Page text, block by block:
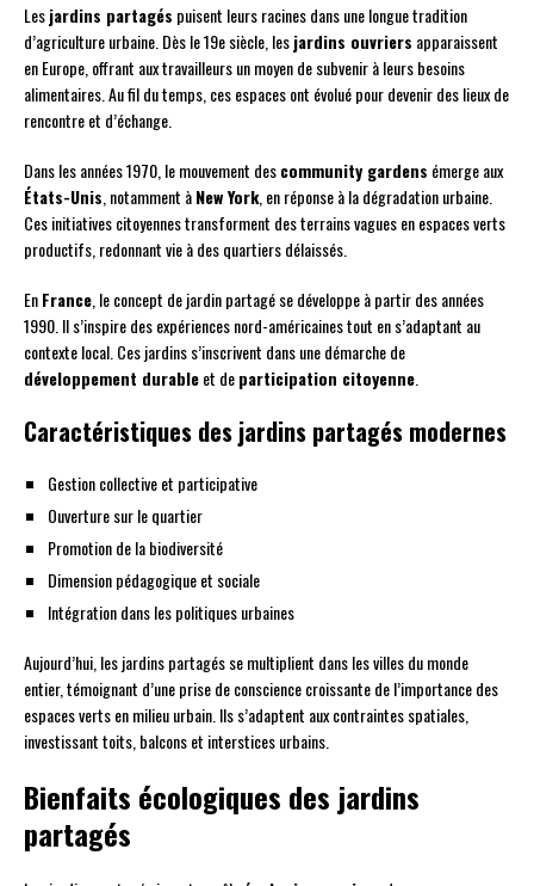
Lesjardins partagés puisent leurs racines dans une longue tradition
d’agriculture urbaine. Dès le 19e siècle, lesjardins ouvriers apparaissent
en Europe, offrant aux travailleurs un moyen de subvenir à leurs besoins
alimentaires. Au fil du temps, ces espaces ont évolué pour devenir des lieux de
rencontre et d’échange.
Dans les années 1970, le mouvement descommunity gardens émerge aux
États-Unis , notamment àNew York, en réponse à la dégradation urbaine.
Ces initiatives citoyennes transforment des terrains vagues en espaces verts
productifs, redonnant vie à des quartiers délaissés.
EnFrance , le concept de jardin partagé se développe à partir des années
1990. Il s’inspire des expériences nord-américaines tout en s’adaptant au
contexte local. Ces jardins s’inscrivent dans une démarche de
développement durableet departicipation citoyenne
Caractéristiques des jardins partagés modernes
Gestion collective et participative
Ouverture sur le quartier
Promotion de la biodiversité
Dimension pédagogique et sociale
Intégration dans les politiques urbaines
Aujourd’hui, les jardins partagés se multiplient dans les villes du monde
entier, témoignant d’une prise de conscience croissante de l’importance des
espaces verts en milieu urbain. Ils s’adaptent aux contraintes spatiales,
investissant toits, balcons et interstices urbains.
Bienfaits écologiques des jardins
partagés